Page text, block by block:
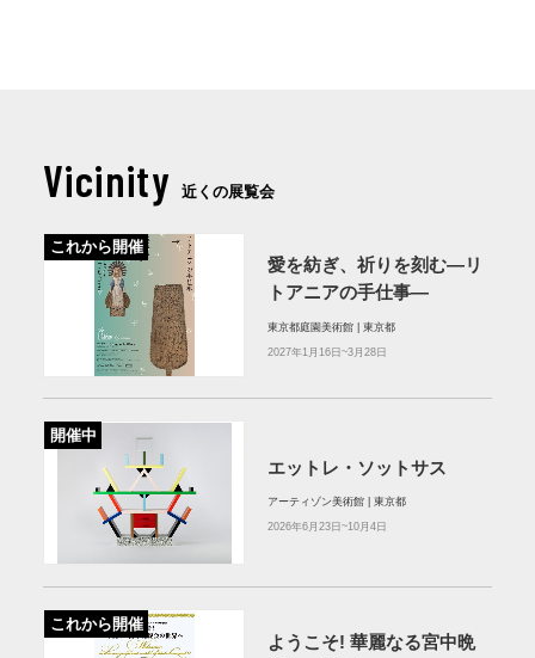
Vicinity 近くの展覧会
これから開催
愛を紡ぎ、祈りを刻む―リ
トアニアの手仕事―
東京都庭園美術館 | 東京都
2027年1月16日~3月28日
開催中
エットレ・ソットサス
アーティゾン美術館 | 東京都
2026年6月23日~10月4日
これから開催
ようこそ! 華麗なる宮中晩